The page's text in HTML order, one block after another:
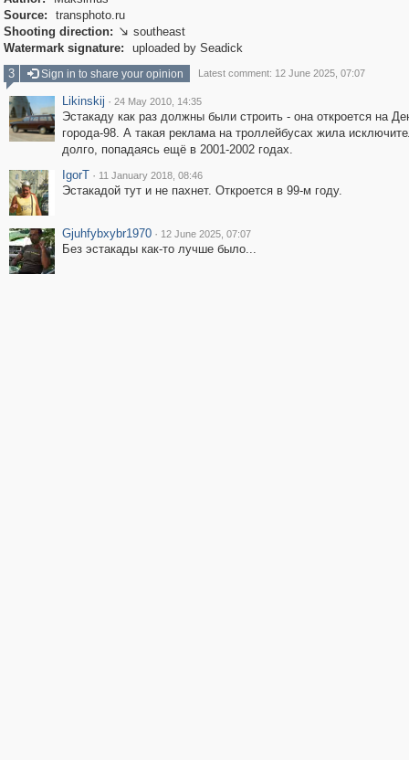
Source:
transphoto.ru
Shooting direction:  southeast
Watermark signature:
uploaded by Seadick
3
Sign in to share your opinion Latest comment: 12 June 2025, 07:07
Likinskij · 24 May 2010, 14:35
Эстакаду как раз должны были строить - она откроется на
города-98. А такая реклама на троллейбусах жила
долго, попадаясь ещё в 2001-2002 годах.
IgorT · 11 January 2018, 08:46
Эстакадой тут и не пахнет. Откроется в 99-м году.
Gjuhfybxybr1970 · 12 June 2025, 07:07
Без эстакады как-то лучше было...